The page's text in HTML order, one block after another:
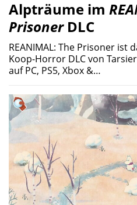
Alpträume im
PrisonerDLC
REANIMAL: The Prisoner ist
Koop-Horror DLC von
auf PC, PS5, Xbox &…